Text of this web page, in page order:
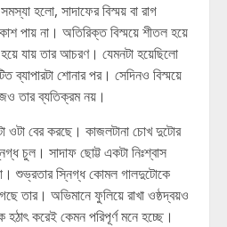
হলো, সাদাফের বিস্ময় বা রাগ
পায় না। অতিরিক্ত বিস্ময়ে শীতল হয়ে
যায় তার আচরণ। যেমনটা হয়েছিলো
ব্যাপারটা শোনার পর। সেদিনও বিস্ময়ে
তার ব্যতিক্রম নয়।
ওটা বের করছে। কাজলটানা চোখ দুটোর
চুল। সাদাফ ছোট্ট একটা নিঃশ্বাস
শুভ্রতার স্নিগ্ধ কোমল গালদুটোকে
তার। অভিমানে ফুলিয়ে রাখা ওষ্ঠদ্বয়ও
করেই কেমন পরিপূর্ণ মনে হচ্ছে।